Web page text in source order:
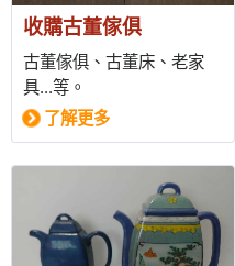
收購古董傢俱
古董傢俱、古董床、老家
具...等。
了解更多